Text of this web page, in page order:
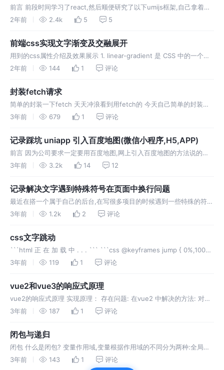
前言 前段时间学习了react,然后顺便研究了以下umijs框架,自己拿着搭
了一下,首先碰到的就是路由权限和动态菜单栏的问题,然后查阅网上的
2年前 2.4k 5 5
前端css实现文字渐变及交融展开
用到的css属性介绍及效果展示 1. linear-gradient 是 CSS 中的一个背
景属性，用于创建线性渐变背景。通过 linear-gradient，可以在元素的
2年前 144 1 评论
封装fetch请求
简单的封装一下fetch 天天冲浪看到用fetch的 今天自己简单的封装一
下有需要的可以直接复制粘贴业务逻辑按自己的实际需求来改代码
3年前 679 1 评论
记录踩坑 uniapp 引入百度地图(微信小程序,H5,APP)
前言 因为公司要求一定要用百度地图,网上引入百度地图的方法说的就
三种(插件,异步,webview组件),因为我用的是VUE3 第一种方法引入插
3年前 3.2k 14 12
记录解决文字遇到特殊符号在页面中换行问题
最近在搭一个属于自己的后台,在写很多项目的时候遇到一些特殊的符号
(-,@,————....)文字就会换行会不正常的显示看着就很奇怪 解决方案
3年前 1.2k 2 评论
css文字跳动
```html 正 在 加 载 中 . . . ``` ```css @keyframes jump { 0%,100%
{ transform: translateY(0px); } 40% { t
3年前 119 1 评论
vue2和vue3的响应式原理
vue2的响应式原理 实现原理： 存在问题: 在vue2 中解决的方法: 对象
追加属性: 对象删除属性: 数组修改元素: 数组删除元素: 模拟vue2 中的
3年前 187 1 评论
闭包与递归
闭包 什么是闭包? 变量作用域,变量根据作用域的不同分为两种:全局变
量和局部变量 函数内部可以使用全局变量 函数外部不可以使用局部变
3年前 143 1 评论